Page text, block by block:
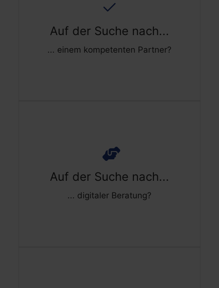
Auf der Suche nach...
... einem kompetenten Partner?
Profitieren Sie von
Kostengünstigen Alternativen
Schnellen Lieferzeiten
Auf der Suche nach...
... digitaler Beratung?
Digitale Beratung: